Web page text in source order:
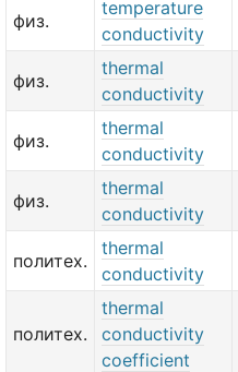
физ.
temperature
conductivity
физ.
thermal
conductivity
физ.
thermal
conductivity
физ.
thermal
conductivity
политех.
thermal
conductivity
политех.
thermal
conductivity
coefficient